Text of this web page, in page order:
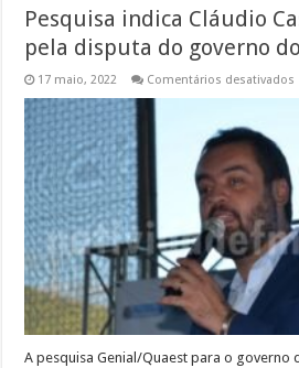
Pesquisa indica Cláudio
pela disputa do governo do
17 maio, 2022 Comentários desativados
A pesquisa Genial/Quaest para o governo